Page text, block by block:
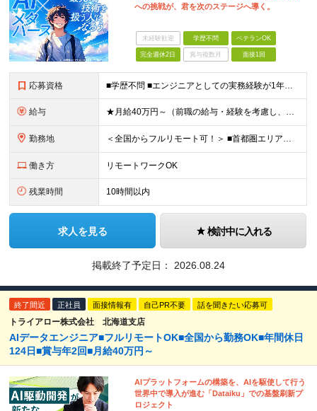
への挑戦が、君を次のステージへ導く。
未経験歓迎 学歴不問 ベテランOK
完全週休2日 賞与複数月 面接1回
応募資格 ■学歴不問 ■エンジニアとしての実務経験が1年以上ある方 └開発、インフラ、工程、言語は一切不問です ★「テスト、マニュアル作成、運用保守しか経験がない…」という方でもOK！ ★AI未経験ももちろんO
給与 ★月給40万円～（前職の給与・経験を考慮し、前職以上の年収を保障します！） ※上記には固定残業代（30時間分／5万6000円～）を含みます ┗残業が少ない月（平均8時間程度）でも、30時間分全額を「
勤務地 ＜全国からフルリモート可！＞ ■首都圏エリア（東京・神奈川・千葉・埼玉）・大阪・名古屋・福岡を中心とした全国各地のプロジェクト先に参画いただきます。 ※ご希望をお伺いした上で決定いたします ※転勤なし
働き方 リモートワークOK
残業時間 10時間以内
求人を見る 検討中に入れる
掲載終了予定日： 2026.08.24
終了間近 正社員 面接情報有 自己PR不要 話を聞きたい応募可
トライアロー株式会社 北海道支店
AIデータエンジニア■フルリモートOK■全国から勤務OK■年間休日
124日■賞与年2回■月給40万円～
AIプラットフォームの構築を、AIを駆使して行う
世界中で導入が進む「Dataiku」での基盤刷新プ
ロジェクト